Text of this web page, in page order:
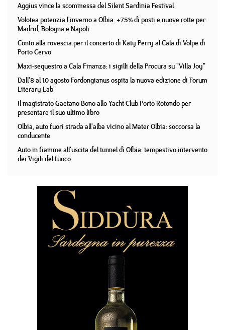
Aggius vince la scommessa del Silent Sardinia Festival
Volotea potenzia l'inverno a Olbia: +75% di posti e nuove rotte per
Madrid, Bologna e Napoli
Conto alla rovescia per il concerto di Katy Perry al Cala di Volpe di
Porto Cervo
Maxi-sequestro a Cala Finanza: i sigilli della Procura su "Villa Joy"
Dall'8 al 10 agosto Fordongianus ospita la nuova edizione di Forum
Literary Lab
Il magistrato Gaetano Bono allo Yacht Club Porto Rotondo per
presentare il suo ultimo libro
Olbia, auto fuori strada all'alba vicino al Mater Olbia: soccorsa la
conducente
Auto in fiamme all'uscita del tunnel di Olbia: tempestivo intervento
dei Vigili del fuoco